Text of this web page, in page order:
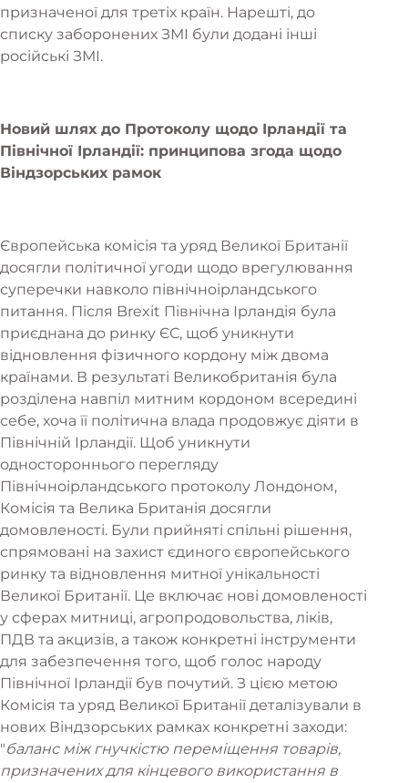
призначеної для третіх країн. Нарешті, до
списку заборонених ЗМІ були додані інші
російські ЗМІ.
Новий шлях до Протоколу щодо Ірландії та
Північної Ірландії: принципова згода щодо
Віндзорських рамок
Європейська комісія та уряд Великої Британії
досягли політичної угоди щодо врегулювання
суперечки навколо північноірландського
питання. Після Brexit Північна Ірландія була
приєднана до ринку ЄС, щоб уникнути
відновлення фізичного кордону між двома
країнами. В результаті Великобританія була
розділена навпіл митним кордоном всередині
себе, хоча її політична влада продовжує діяти в
Північній Ірландії. Щоб уникнути
одностороннього перегляду
Північноірландського протоколу Лондоном,
Комісія та Велика Британія досягли
домовленості. Були прийняті спільні рішення,
спрямовані на захист єдиного європейського
ринку та відновлення митної унікальності
Великої Британії. Це включає нові домовленості
у сферах митниці, агропродовольства, ліків,
ПДВ та акцизів, а також конкретні інструменти
для забезпечення того, щоб голос народу
Північної Ірландії був почутий. З цією метою
Комісія та уряд Великої Британії деталізували в
нових Віндзорських рамках конкретні заходи:
"баланс між гнучкістю переміщення товарів,
призначених для кінцевого використання в